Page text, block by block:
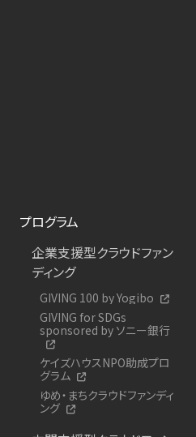
プログラム
企業支援型クラウドファン
ディング
GIVING 100 by Yogibo
GIVING for SDGs
sponsored by ソニー銀行
ケイズハウスNPO助成プロ
グラム
ゆめ・まちクラウドファンディ
ング